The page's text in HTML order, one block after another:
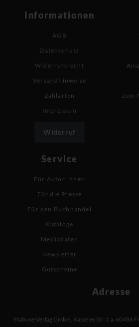
Informationen
AGB
Datenschutz
Widerrufsrecht
Versandhinweise
Zahlarten
Impressum
Widerruf
zum
Service
Für Autor:innen
Für die Presse
Für den Buchhandel
Kataloge
Mediadaten
Newsletter
Gutscheine
Adresse
Mabuse-Verlag GmbH, Kasseler Str. 1 a, 60486